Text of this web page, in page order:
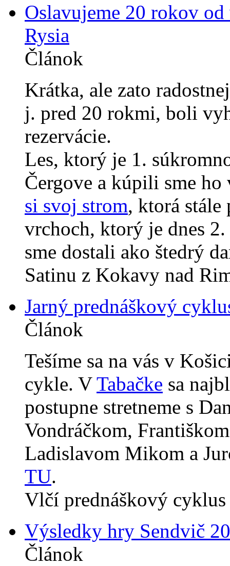
Oslavujeme 20 rokov
Rysia
Článok
Krátka, ale zato
j. pred 20 rokmi, boli
rezervácie.
Les, ktorý je 1.
Čergove a kúpili sme
si svoj strom, ktorá stále
vrchoch, ktorý je dnes
sme dostali ako štedrý
Satinu z Kokavy nad
Jarný prednáškový
Článok
Tešíme sa na vás v
cykle. VTabačke sa
postupne stretneme s
Vondráčkom,
Ladislavom Mikom a
TU.
Vlčí prednáškový cyklus
Výsledky hry Sendvič
Článok